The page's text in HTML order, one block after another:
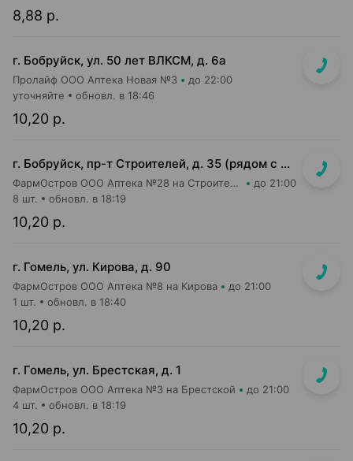
8,88 р.
г. Бобруйск, ул. 50 лет ВЛКСМ, д. 6а
Пролайф ООО Аптека Новая №3 до 22:00
10,20 р.
уточняйте обновл. в 18:46
г. Бобруйск, пр-т Строителей, д. 35 (рядом с поликлиникой №7)
ФармОстров ООО Аптека №28 на Строителей до 21:00
10,20 р.
8 шт. обновл. в 18:19
г. Гомель, ул. Кирова, д. 90
ФармОстров ООО Аптека №8 на Кирова до 21:00
10,20 р.
1 шт. обновл. в 18:40
г. Гомель, ул. Брестская, д. 1
ФармОстров ООО Аптека №3 на Брестской до 21:00
10,20 р.
4 шт. обновл. в 18:19